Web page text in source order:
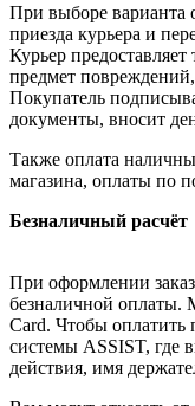
При выборе варианта
приезда курьера и
Курьер
предмет
Покупатель
документы, вносит
Также оплата
магазина, оплаты по
Безналичный расчёт
При оформлении
безналичной
Card. Чтобы оплатить
системы ASSIST, где
действия, имя